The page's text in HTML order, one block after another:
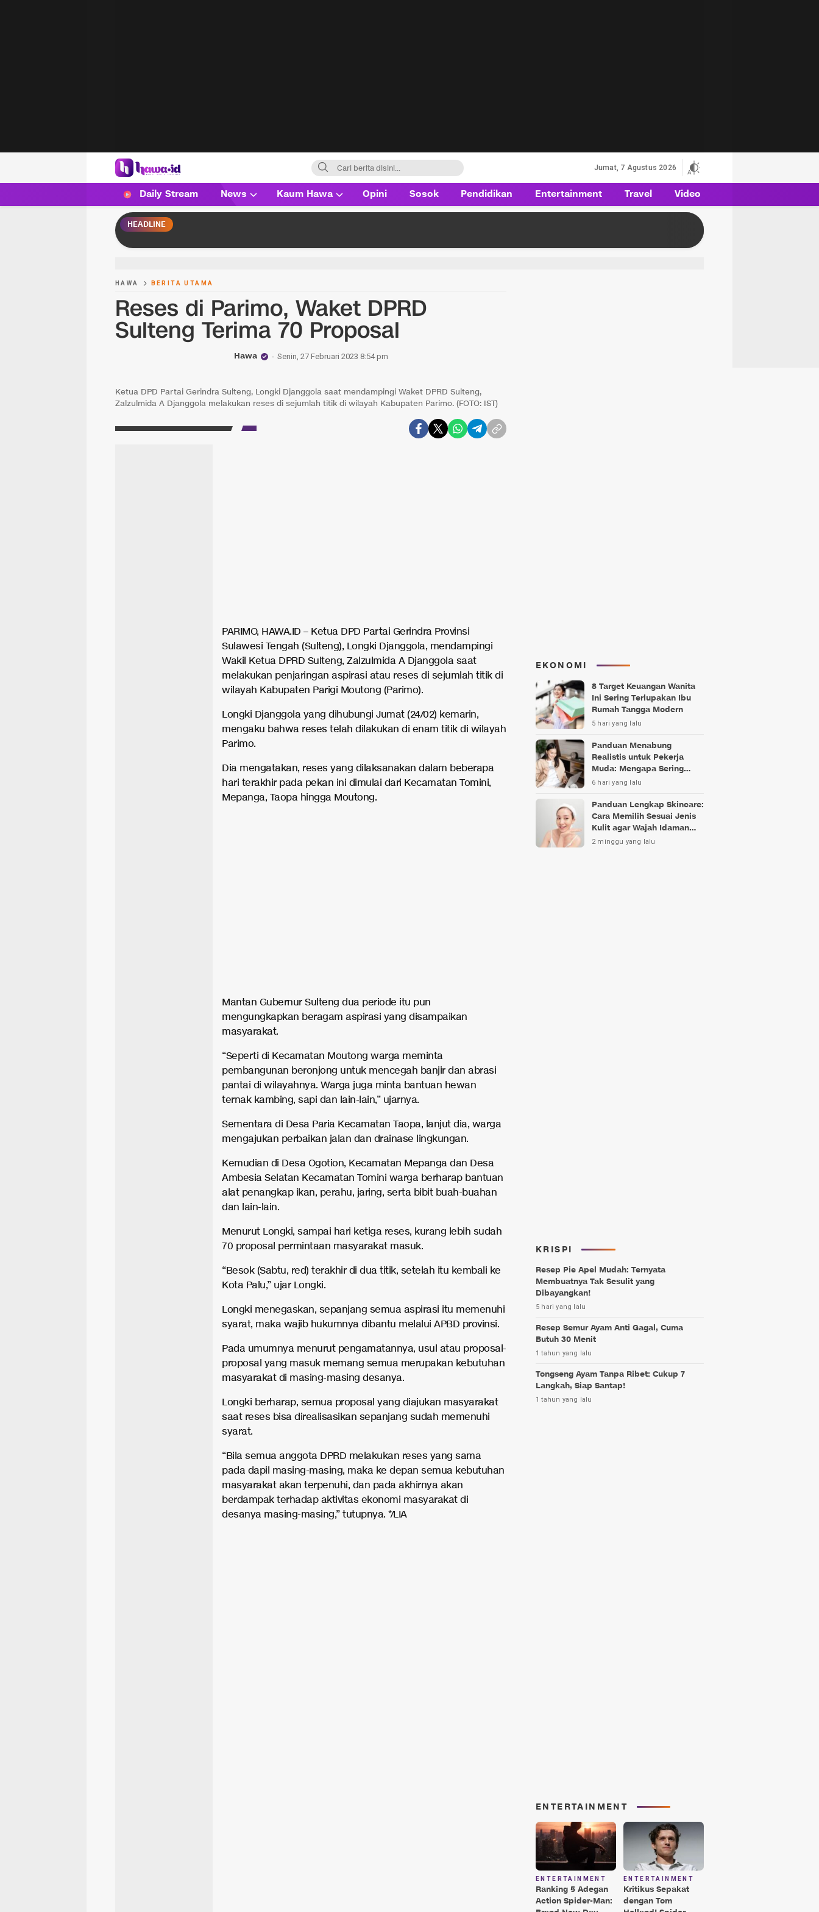
HAWA
Haluan Wanita Indonesia
Jumat, 7 Agustus 2026
Daily Stream News Kaum Hawa Opini Sosok Pendidikan Entertainment Travel Video
HEADLINE
HAWA BERITA UTAMA
Reses di Parimo, Waket DPRD
Sulteng Terima 70 Proposal
Hawa Senin, 27 Februari 2023 8:54 pm
Ketua DPD Partai Gerindra Sulteng, Longki Djanggola saat mendampingi Waket DPRD Sulteng,
Zalzulmida A Djanggola melakukan reses di sejumlah titik di wilayah Kabupaten Parimo. (FOTO: IST)
PARIMO, HAWA.ID – Ketua DPD Partai Gerindra Provinsi
Sulawesi Tengah (Sulteng), Longki Djanggola, mendampingi
Wakil Ketua DPRD Sulteng, Zalzulmida A Djanggola saat
melakukan penjaringan aspirasi atau reses di sejumlah titik di
wilayah Kabupaten Parigi Moutong (Parimo).
Longki Djanggola yang dihubungi Jumat (24/02) kemarin,
mengaku bahwa reses telah dilakukan di enam titik di wilayah
Parimo.
Dia mengatakan, reses yang dilaksanakan dalam beberapa
hari terakhir pada pekan ini dimulai dari Kecamatan Tomini,
Mepanga, Taopa hingga Moutong.
Mantan Gubernur Sulteng dua periode itu pun
mengungkapkan beragam aspirasi yang disampaikan
masyarakat.
“Seperti di Kecamatan Moutong warga meminta
pembangunan beronjong untuk mencegah banjir dan abrasi
pantai di wilayahnya. Warga juga minta bantuan hewan
ternak kambing, sapi dan lain-lain,” ujarnya.
Sementara di Desa Paria Kecamatan Taopa, lanjut dia, warga
mengajukan perbaikan jalan dan drainase lingkungan.
Kemudian di Desa Ogotion, Kecamatan Mepanga dan Desa
Ambesia Selatan Kecamatan Tomini warga berharap bantuan
alat penangkap ikan, perahu, jaring, serta bibit buah-buahan
dan lain-lain.
Menurut Longki, sampai hari ketiga reses, kurang lebih sudah
70 proposal permintaan masyarakat masuk.
“Besok (Sabtu, red) terakhir di dua titik, setelah itu kembali ke
Kota Palu,” ujar Longki.
Longki menegaskan, sepanjang semua aspirasi itu memenuhi
syarat, maka wajib hukumnya dibantu melalui APBD provinsi.
Pada umumnya menurut pengamatannya, usul atau proposal-
proposal yang masuk memang semua merupakan kebutuhan
masyarakat di masing-masing desanya.
Longki berharap, semua proposal yang diajukan masyarakat
saat reses bisa direalisasikan sepanjang sudah memenuhi
syarat.
“Bila semua anggota DPRD melakukan reses yang sama
pada dapil masing-masing, maka ke depan semua kebutuhan
masyarakat akan terpenuhi, dan pada akhirnya akan
berdampak terhadap aktivitas ekonomi masyarakat di
desanya masing-masing,” tutupnya. */LIA
EKONOMI
8 Target Keuangan Wanita
Ini Sering Terlupakan Ibu
Rumah Tangga Modern
5 hari yang lalu
Panduan Menabung
Realistis untuk Pekerja
Muda: Mengapa Sering
Gagal?
6 hari yang lalu
Panduan Lengkap Skincare:
Cara Memilih Sesuai Jenis
Kulit agar Wajah Idaman
Bukan Sekadar Mimpi
2 minggu yang lalu
KRISPI
Resep Pie Apel Mudah: Ternyata
Membuatnya Tak Sesulit yang
Dibayangkan!
5 hari yang lalu
Resep Semur Ayam Anti Gagal, Cuma
Butuh 30 Menit
1 tahun yang lalu
Tongseng Ayam Tanpa Ribet: Cukup 7
Langkah, Siap Santap!
1 tahun yang lalu
ENTERTAINMENT
ENTERTAINMENT
Ranking 5 Adegan
Action Spider-Man:
ENTERTAINMENT
Kritikus Sepakat
dengan Tom